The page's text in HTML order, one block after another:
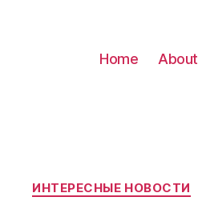
Home About
Categories
ИНТЕРЕСНЫЕ НОВОСТИ